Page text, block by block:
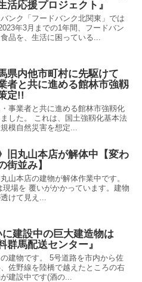
活応援プロジェクト』
ンク「フードバンク北関東」では
年3月までの1年間、フードバン
品を、生活に困っている...
県内他市町村に先駆けて
者と共に進める館林市強靱
定!!
事業者と共に進める館林市強靱化
した。 これは、国土強靱化基本法
模自然災害を想定...
旧丸山本店が解体中【変わ
街並み】
山本店の建物が解体作業中です。
現場を 覆いがかかっています。建物
けて見え...
建設中の巨大建造物は
群馬配送センター』
建物です。 5号道路を市内から佐
佐野線を陸橋で越えたところの右
建設中です(酒の...